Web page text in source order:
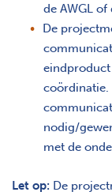
de AWGL
De
eindproduct
coördinatie.
nodig/
met de
Let op: De